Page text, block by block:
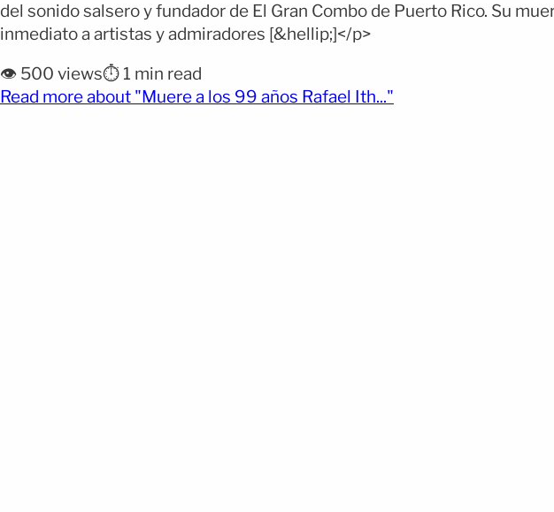
del sonido salsero y fundador de El Gran Combo de Puerto Rico. Su
inmediato a artistas y admiradores [&hellip;]</p>
👁️ 500 views⏱️ 1 min read
Read more about "Muere a los 99 años Rafael Ith..."